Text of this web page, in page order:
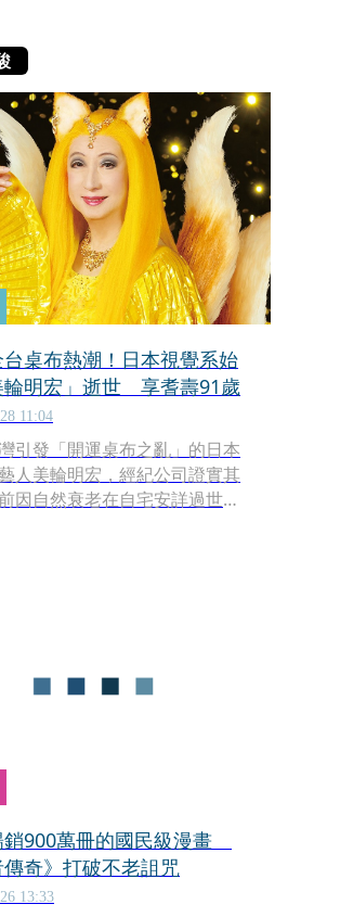
桌布熱潮！日本視覺系始
輪明宏」逝世 享耆壽91歲
11:04
引發「開運桌布之亂」的日本
人美輪明宏，經紀公司證實其
因自然衰老在自宅安詳過世，
銷900萬冊的國民級漫畫
傳奇》打破不老詛咒
13:33